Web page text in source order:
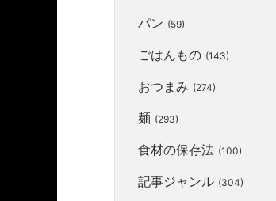
パン (59)
ごはんもの (143)
おつまみ (274)
麺 (293)
食材の保存法 (100)
記事ジャンル (304)